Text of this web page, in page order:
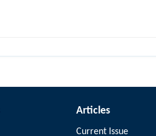
Articles
Current Issue